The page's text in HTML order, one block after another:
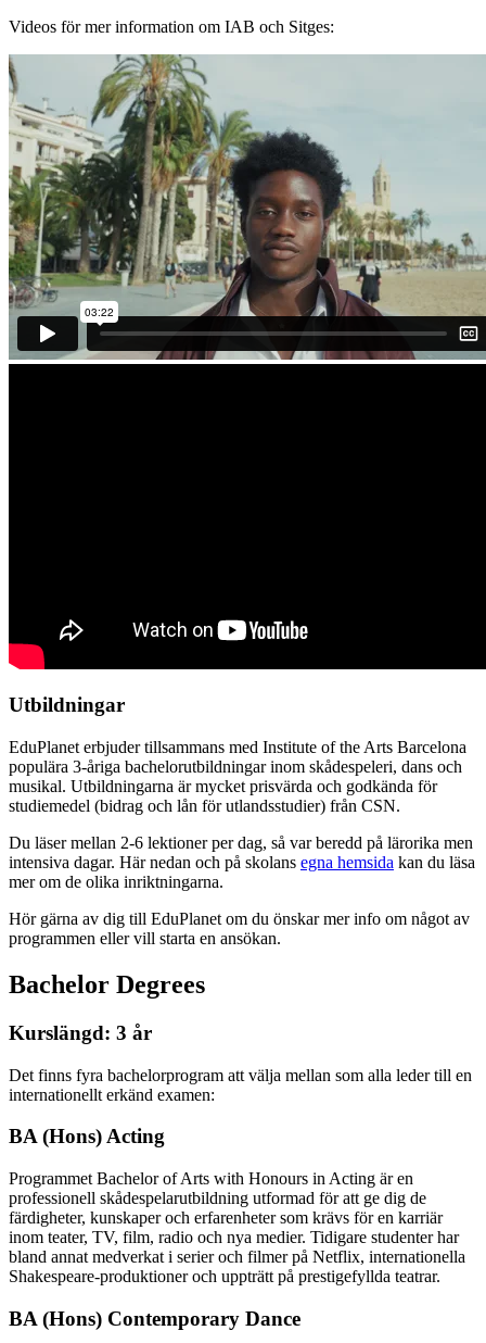
Videos för mer information om IAB och Sitges:
Utbildningar
EduPlanet erbjuder tillsammans med Institute of the Arts Barcelona
populära 3-åriga bachelorutbildningar inom skådespeleri, dans och
musikal. Utbildningarna är mycket prisvärda och godkända för
studiemedel (bidrag och lån för utlandsstudier) från CSN.
Du läser mellan 2-6 lektioner per dag, så var beredd på lärorika men
intensiva dagar. Här nedan och på skolans egna hemsida kan du läsa
mer om de olika inriktningarna.
Hör gärna av dig till EduPlanet om du önskar mer info om något av
programmen eller vill starta en ansökan.
Bachelor Degrees
Kurslängd: 3 år
Det finns fyra bachelorprogram att välja mellan som alla leder till en
internationellt erkänd examen:
BA (Hons) Acting
Programmet Bachelor of Arts with Honours in Acting är en
professionell skådespelarutbildning utformad för att ge dig de
färdigheter, kunskaper och erfarenheter som krävs för en karriär
inom teater, TV, film, radio och nya medier. Tidigare studenter har
bland annat medverkat i serier och filmer på Netflix, internationella
Shakespeare-produktioner och uppträtt på prestigefyllda teatrar.
BA (Hons) Contemporary Dance